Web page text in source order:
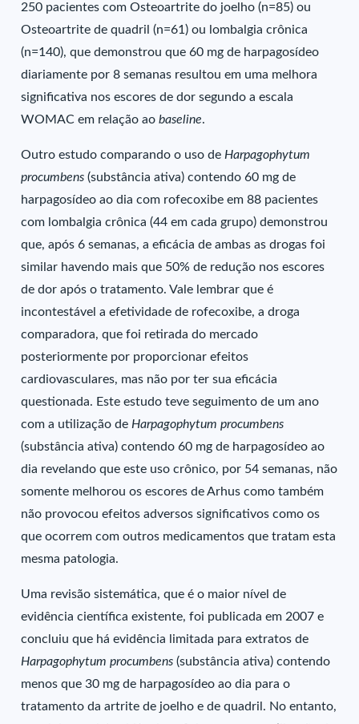
250 pacientes com Osteoartrite do joelho (n=85) ou
Osteoartrite de quadril (n=61) ou lombalgia crônica
(n=140), que demonstrou que 60 mg de harpagosídeo
diariamente por 8 semanas resultou em uma melhora
significativa nos escores de dor segundo a escala
WOMAC em relação aobaseline.
Outro estudo comparando o uso de Harpagophytum
procumbens(substância ativa) contendo 60 mg de
harpagosídeo ao dia com rofecoxibe em 88 pacientes
com lombalgia crônica (44 em cada grupo) demonstrou
que, após 6 semanas, a eficácia de ambas as drogas foi
similar havendo mais que 50% de redução nos escores
de dor após o tratamento. Vale lembrar que é
incontestável a efetividade de rofecoxibe, a droga
comparadora, que foi retirada do mercado
posteriormente por proporcionar efeitos
cardiovasculares, mas não por ter sua eficácia
questionada. Este estudo teve seguimento de um ano
com a utilização de Harpagophytum procumbens
(substância ativa) contendo 60 mg de harpagosídeo ao
dia revelando que este uso crônico, por 54 semanas, não
somente melhorou os escores de Arhus como também
não provocou efeitos adversos significativos como os
que ocorrem com outros medicamentos que tratam esta
mesma patologia.
Uma revisão sistemática, que é o maior nível de
evidência científica existente, foi publicada em 2007 e
concluiu que há evidência limitada para extratos de
Harpagophytum procumbens(substância ativa) contendo
menos que 30 mg de harpagosídeo ao dia para o
tratamento da artrite de joelho e de quadril. No entanto,